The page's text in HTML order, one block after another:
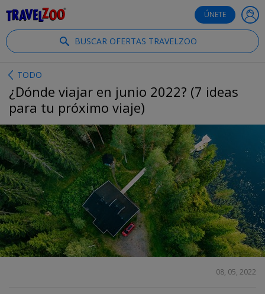
ÚNETE
BUSCAR OFERTAS TRAVELZOO
TODO
¿Dónde viajar en junio 2022? (7 ideas
para tu próximo viaje)
08, 05, 2022